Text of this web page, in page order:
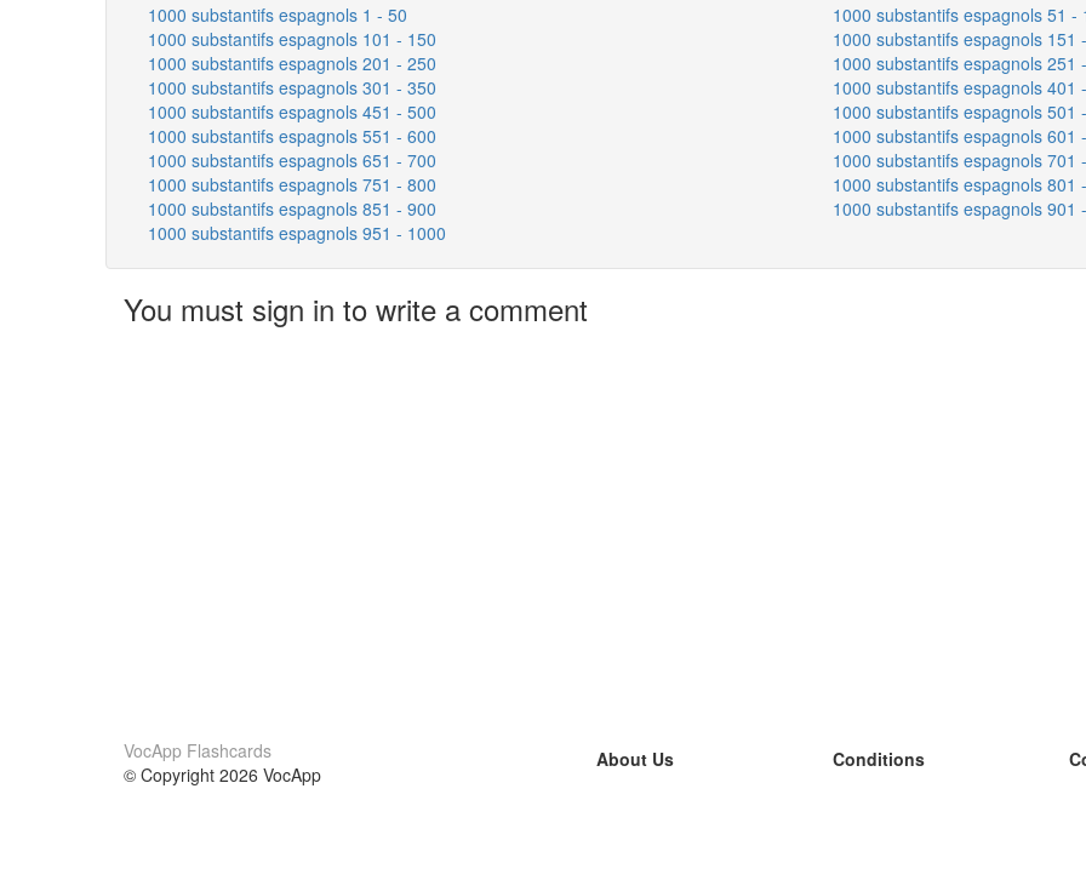
1000 substantifs espagnols 1 - 50
1000 substantifs espagnols 51 -
1000 substantifs espagnols 101 - 150
1000 substantifs espagnols 151
1000 substantifs espagnols 201 - 250
1000 substantifs espagnols 251
1000 substantifs espagnols 301 - 350
1000 substantifs espagnols 401
1000 substantifs espagnols 451 - 500
1000 substantifs espagnols 501
1000 substantifs espagnols 551 - 600
1000 substantifs espagnols 601
1000 substantifs espagnols 651 - 700
1000 substantifs espagnols 701
1000 substantifs espagnols 751 - 800
1000 substantifs espagnols 801
1000 substantifs espagnols 851 - 900
1000 substantifs espagnols 901
1000 substantifs espagnols 951 - 1000
You must sign in to write a comment
VocApp Flashcards
© Copyright 2026 VocApp
About Us
Conditions